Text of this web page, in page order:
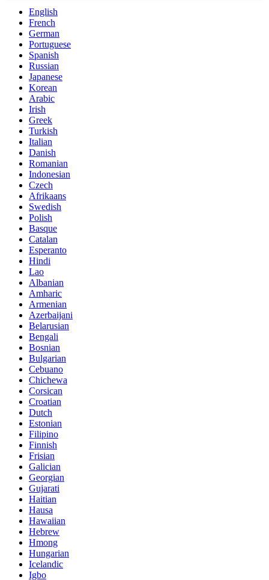
English
French
German
Portuguese
Spanish
Russian
Japanese
Korean
Arabic
Irish
Greek
Turkish
Italian
Danish
Romanian
Indonesian
Czech
Afrikaans
Swedish
Polish
Basque
Catalan
Esperanto
Hindi
Lao
Albanian
Amharic
Armenian
Azerbaijani
Belarusian
Bengali
Bosnian
Bulgarian
Cebuano
Chichewa
Corsican
Croatian
Dutch
Estonian
Filipino
Finnish
Frisian
Galician
Georgian
Gujarati
Haitian
Hausa
Hawaiian
Hebrew
Hmong
Hungarian
Icelandic
Igbo